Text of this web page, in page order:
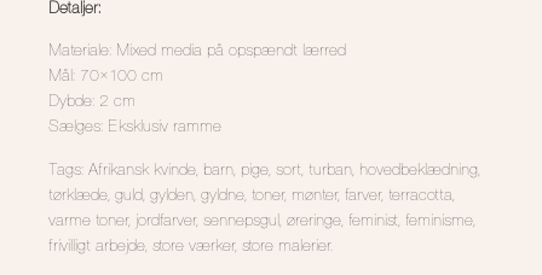
Detaljer:
Materiale: Mixed media på opspændt lærred
Mål: 70×100 cm
Dybde: 2 cm
Sælges: Eksklusiv ramme
Tags: Afrikansk kvinde, barn, pige, sort, turban, hovedbeklædning,
tørklæde, guld, gylden, gyldne, toner, mønter, farver, terracotta,
varme toner, jordfarver, sennepsgul, øreringe, feminist, feminisme,
frivilligt arbejde, store værker, store malerier.